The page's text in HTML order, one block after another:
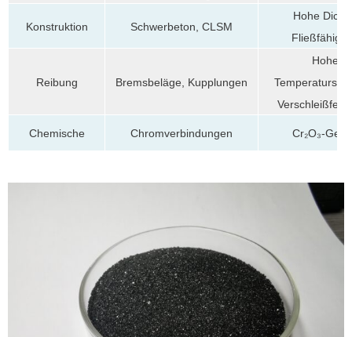
Konstruktion Schwerbeton, CLSM
Hohe
Reibung Bremsbeläge, Kupplungen
Hohe
Chemische Chromverbindungen Cr₂O₃-